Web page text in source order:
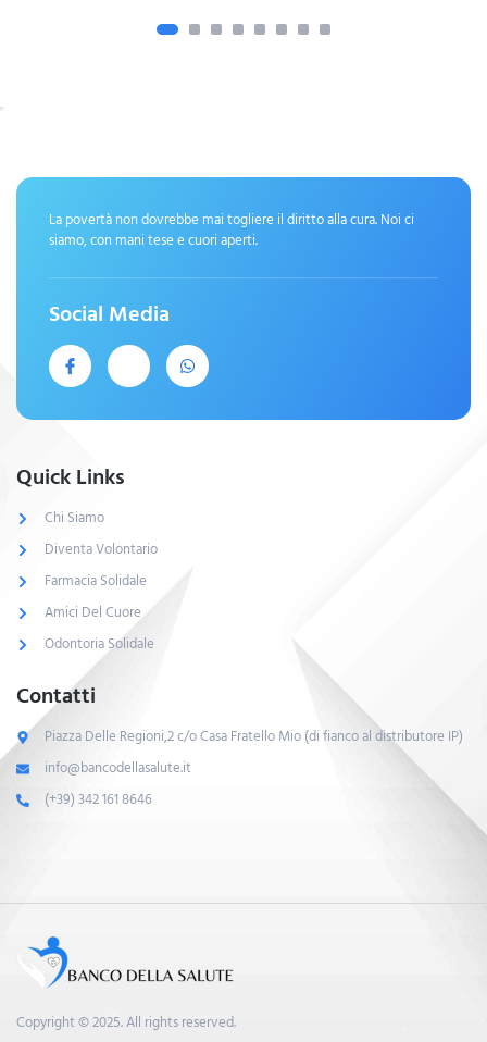
La povertà non dovrebbe mai togliere il diritto alla cura. Noi ci
siamo, con mani tese e cuori aperti.
Social Media
Quick Links
Chi Siamo
Diventa Volontario
Farmacia Solidale
Amici Del Cuore
Odontoria Solidale
Contatti
Piazza Delle Regioni,2 c/o Casa Fratello Mio (di fianco al distributore IP)
info@bancodellasalute.it
(+39) 342 161 8646
Copyright © 2025. All rights reserved.